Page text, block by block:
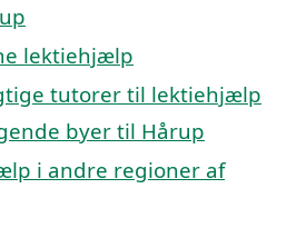
lektiehjælp
tutorer til lektiehjælp
byer til Hårup
i andre regioner af